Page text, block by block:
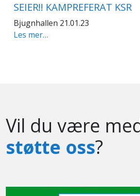
SEIER!! KAMPREFERAT KSR
Bjugnhallen 21.01.23
Les mer…
Vil du være
støtte oss?